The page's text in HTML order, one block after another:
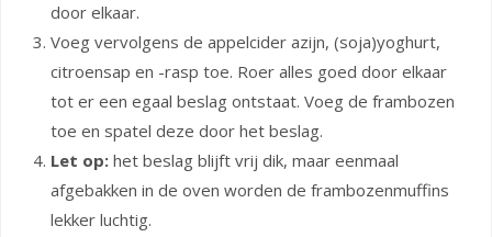
door elkaar.
Voeg vervolgens de appelcider azijn, (soja)yoghurt,
citroensap en -rasp toe. Roer alles goed door elkaar
tot er een egaal beslag ontstaat. Voeg de frambozen
toe en spatel deze door het beslag.
Let op: het beslag blijft vrij dik, maar eenmaal
afgebakken in de oven worden de frambozenmuffins
lekker luchtig.